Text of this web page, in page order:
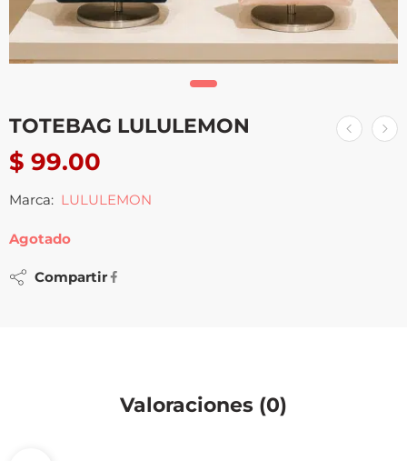
TOTEBAG LULULEMON
$ 99.00
Marca: LULULEMON
Agotado
Compartir
Valoraciones (0)